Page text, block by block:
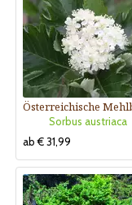
Sorbus austriaca
ab € 31,99